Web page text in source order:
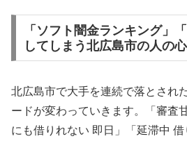
「ソフト闇金ランキング」
してしまう北広島市の人の
北広島市で大手を連続で落とされ
ードが変わっていきます。「審査
にも借りれない 即日」「延滞中